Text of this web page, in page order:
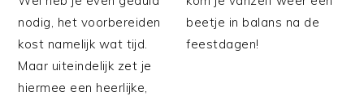
nodig, het voorbereiden
kost namelijk wat tijd.
Maar uiteindelijk zet je
hiermee een heerlijke,
beetje in balans na de
feestdagen!